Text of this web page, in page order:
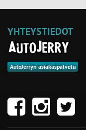
YHTEYSTIEDOT
AutoJerryn asiakaspalvelu